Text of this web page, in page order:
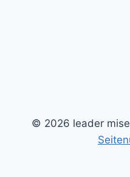
© 2026 leader